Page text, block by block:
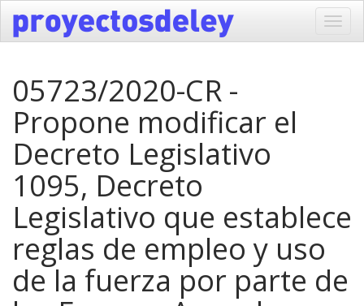
05723/2020-CR -
Propone modificar el
Decreto Legislativo
1095, Decreto
Legislativo que establece
reglas de empleo y uso
de la fuerza por parte de